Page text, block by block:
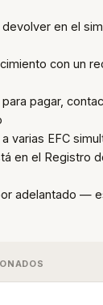
en el
con un
pagar,
varias EFC
en el Registro
adelantado —